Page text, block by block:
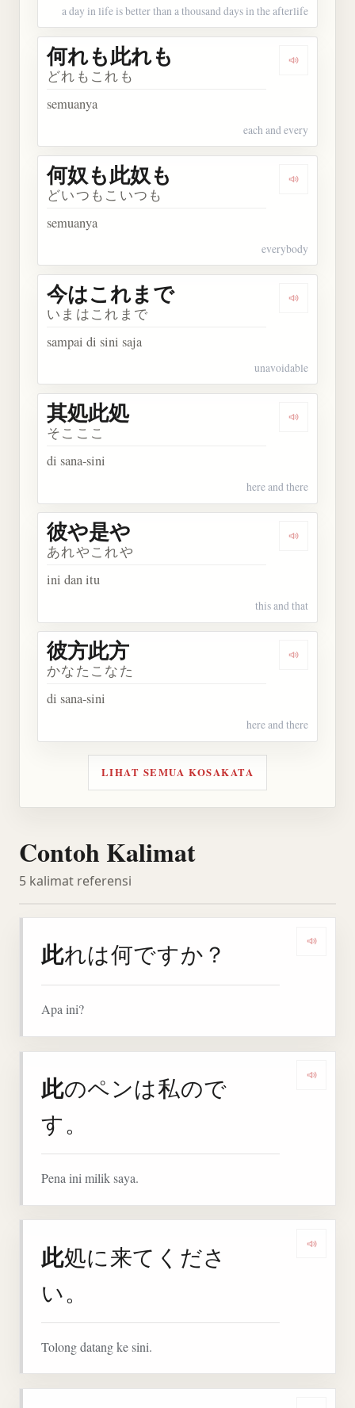
a day in life is better than a thousand days in the afterlife
Dengarkan
何れも此れも
どれもこれも
semuanya
each and every
Dengarkan
何奴も此奴も
どいつもこいつも
semuanya
everybody
Dengarkan
今はこれまで
いまはこれまで
sampai di sini saja
unavoidable
Dengarkan
其処此処
そこここ
di sana-sini
here and there
Dengarkan
彼や是や
あれやこれや
ini dan itu
this and that
Dengarkan
彼方此方
かなたこなた
di sana-sini
here and there
LIHAT SEMUA KOSAKATA
Contoh Kalimat
5 kalimat referensi
此れは何ですか？
Apa ini?
此のペンは私ので
す。
Pena ini milik saya.
此処に来てくださ
い。
Tolong datang ke sini.